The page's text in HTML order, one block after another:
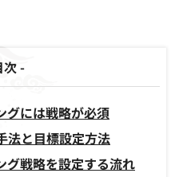
次 -
グには戦略が必須
法と目標設定方法
グ戦略を設定する流れ